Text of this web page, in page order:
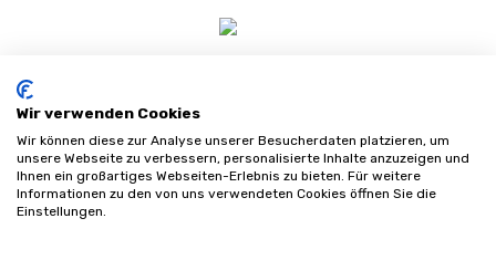
über die App aufgeben.
Wir verwenden Cookies
Wir können diese zur Analyse unserer Besucherdaten platzieren, um
unsere Webseite zu verbessern, personalisierte Inhalte anzuzeigen und
Ihnen ein großartiges Webseiten-Erlebnis zu bieten. Für weitere
Informationen zu den von uns verwendeten Cookies öffnen Sie die
Einstellungen.